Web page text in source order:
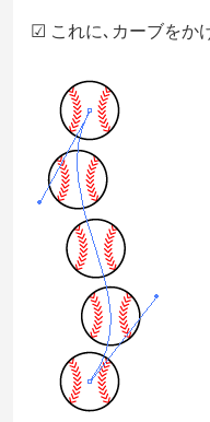
☑ これに､カーブをか